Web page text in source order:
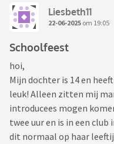
Liesbeth11
22-06-2025 om 19:05
Schoolfeest
hoi,
Mijn dochter is 14 en
leuk! Alleen zitten mij
introducees mogen
twee uur en is in een
dit normaal op haar